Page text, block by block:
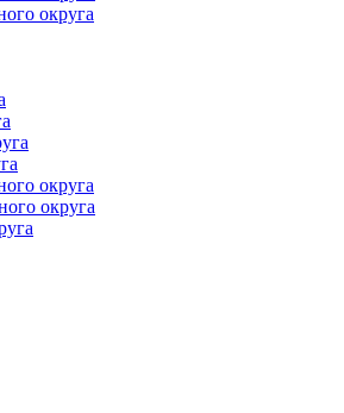
округа
округа
округа